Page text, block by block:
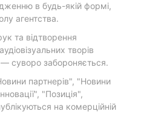
в будь-якій формі,
агентства.
та відтворення
творів
суворо забороняється.
партнерів", "Новини
"Позиція",
на комерційній